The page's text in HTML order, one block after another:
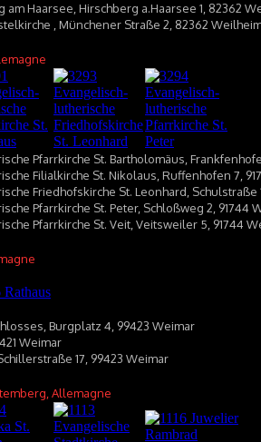
am Haarsee, Hirschberg a.Haarsee 1, 82362
, Münchener Straße 2, 82362
Pfarrkirche St. Bartholomäus,
Filialkirche St. Nikolaus, Ruffenhofen 7,
Friedhofskirche St. Leonhard, Schulstraße
Pfarrkirche St. Peter, Schloßweg 2, 91744
Pfarrkirche St. Veit, Veitsweiler 5, 91744
Burgplatz 4, 99423 Weimar
Weimar
17, 99423 Weimar
Allemagne